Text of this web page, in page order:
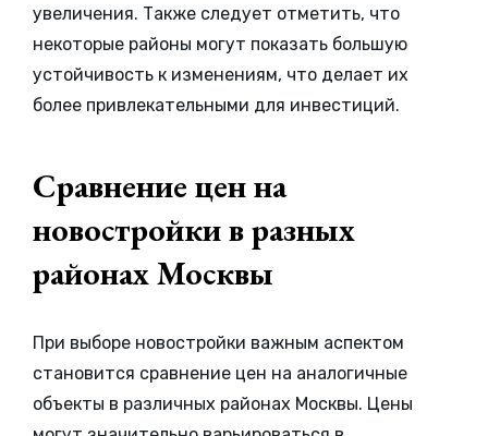
увеличения. Также следует отметить, что
некоторые районы могут показать большую
устойчивость к изменениям, что делает их
более привлекательными для инвестиций.
Сравнение цен на
новостройки в разных
районах Москвы
При выборе новостройки важным аспектом
становится сравнение цен на аналогичные
объекты в различных районах Москвы. Цены